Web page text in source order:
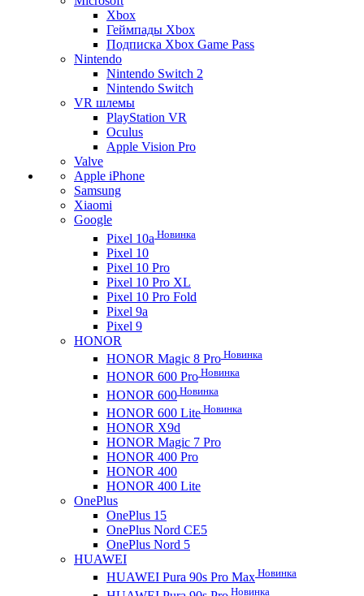
Xbox
Геймпады Xbox
Подписка Xbox Game Pass
Nintendo
Nintendo Switch 2
Nintendo Switch
VR шлемы
PlayStation VR
Oculus
Apple Vision Pro
Valve
Apple iPhone
Samsung
Xiaomi
Google
Pixel 10a Новинка
Pixel 10
Pixel 10 Pro
Pixel 10 Pro XL
Pixel 10 Pro Fold
Pixel 9a
Pixel 9
HONOR
HONOR Magic 8 Pro Новинка
HONOR 600 Pro Новинка
HONOR 600 Новинка
HONOR 600 Lite Новинка
HONOR X9d
HONOR Magic 7 Pro
HONOR 400 Pro
HONOR 400
HONOR 400 Lite
OnePlus
OnePlus 15
OnePlus Nord CE5
OnePlus Nord 5
HUAWEI
HUAWEI Pura 90s Pro Max Новинка
Новинка